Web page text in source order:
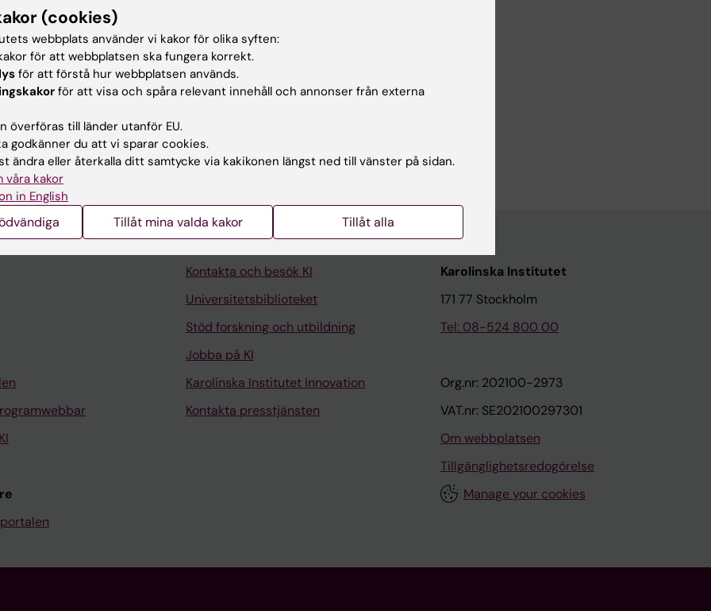
is "Traction force and long-term outcome in
extraction delivery". In my research I analyse
when delivering a child with a low or mid vacuum
for neurodevelopmental problems in these children in
Kontakta och besök KI
Universitetsbiblioteket
Stöd forskning och utbildning
Jobba på KI
Karolinska Institutet Innovation
Kontakta presstjänsten
Karolinska Institutet
171 77 Stockholm
Tel: 08-524 800 00
Org.nr: 202100-2973
VAT.nr: SE202100297301
Om webbplatsen
Tillgänglighetsredogörelse
Manage your cookies
(cookies)
webbplats använder vi kakor för olika syften:
för att webbplatsen ska fungera korrekt.
för att förstå hur webbplatsen används.
för att visa och spåra relevant innehåll och annonser från externa
överföras till länder utanför EU.
godkänner du att vi sparar cookies.
ändra eller återkalla ditt samtycke via kakikonen längst ned till vänster på sidan.
våra kakor
in English
Tillåt mina valda kakor Tillåt alla